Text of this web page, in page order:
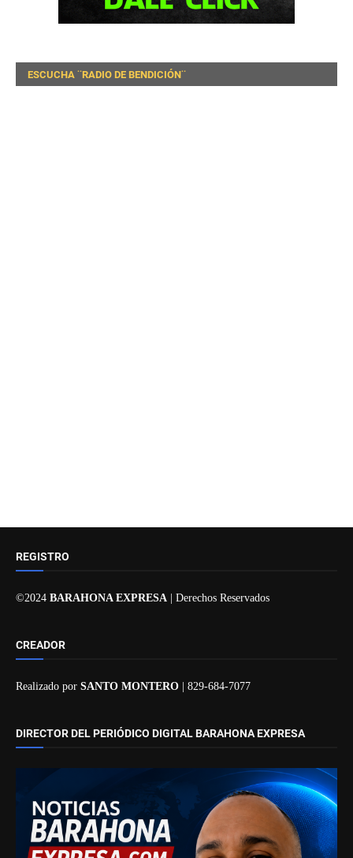
ESCUCHA ¨RADIO DE BENDICIÓN¨
REGISTRO
©2024 BARAHONA EXPRESA | Derechos Reservados
CREADOR
Realizado por SANTO MONTERO | 829-684-7077
DIRECTOR DEL PERIÓDICO DIGITAL BARAHONA EXPRESA